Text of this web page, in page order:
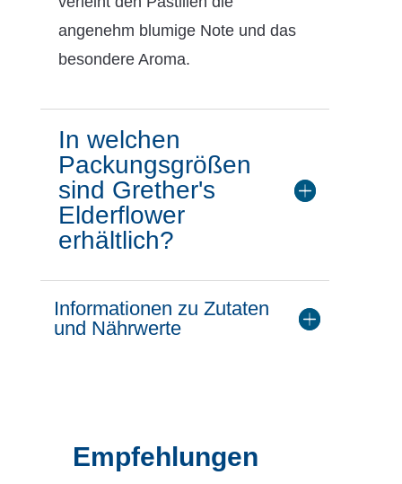
angenehm blumige Note und das
besondere Aroma.
In welchen
Packungsgrößen
sind Grether's
Elderflower
erhältlich?
Informationen zu Zutaten
und Nährwerte
Empfehlungen